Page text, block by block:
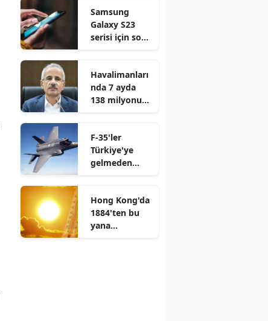
sonrası ne
oldu?
Samsung
Galaxy S23
serisi için son
ne zaman
gelecek?
Havalimanları
nda 7 ayda
138 milyonu
F-35'ler
Türkiye'ye
gelmeden
kazanıyor?
Hong Kong'da
1884'ten bu
yana